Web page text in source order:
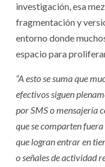
investigación, esa
fragmentación y
entorno donde
espacio para
“A esto se suma que
efectivos siguen
por SMS o mensajería
que se comparten
que logran entrar en
o señales de actividad